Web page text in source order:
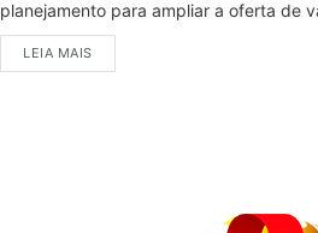
planejamento para ampliar a oferta de
LEIA MAIS